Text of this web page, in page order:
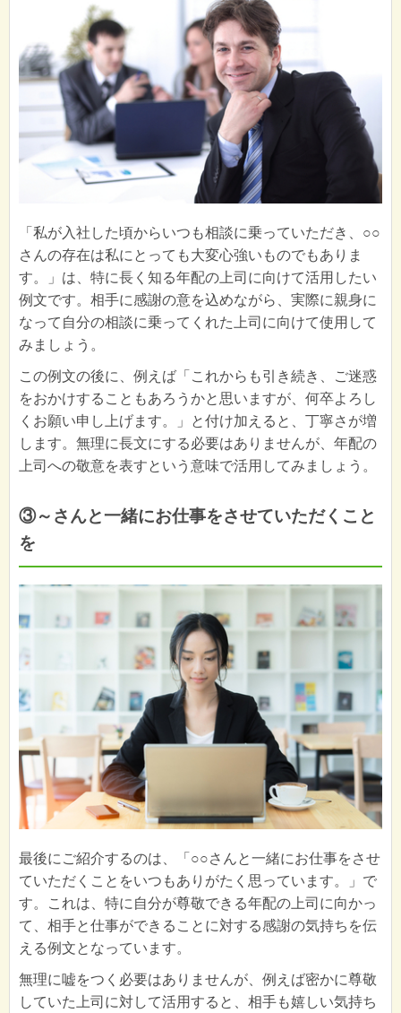
「私が入社した頃からいつも相談に乗っていただき、○○
さんの存在は私にとっても大変心強いものでもありま
す。」は、特に長く知る年配の上司に向けて活用したい
例文です。相手に感謝の意を込めながら、実際に親身に
なって自分の相談に乗ってくれた上司に向けて使用して
みましょう。
この例文の後に、例えば「これからも引き続き、ご迷惑
をおかけすることもあろうかと思いますが、何卒よろし
くお願い申し上げます。」と付け加えると、丁寧さが増
します。無理に長文にする必要はありませんが、年配の
上司への敬意を表すという意味で活用してみましょう。
③～さんと一緒にお仕事をさせていただくこと
を
最後にご紹介するのは、「○○さんと一緒にお仕事をさせ
ていただくことをいつもありがたく思っています。」で
す。これは、特に自分が尊敬できる年配の上司に向かっ
て、相手と仕事ができることに対する感謝の気持ちを伝
える例文となっています。
無理に嘘をつく必要はありませんが、例えば密かに尊敬
していた上司に対して活用すると、相手も嬉しい気持ち